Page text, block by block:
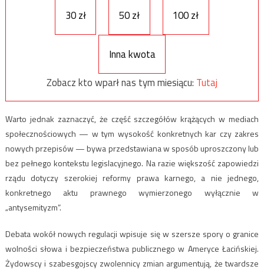
30 zł 50 zł 100 zł
Inna kwota
Zobacz kto wparł nas tym miesiącu: Tutaj
Warto jednak zaznaczyć, że część szczegółów krążących w mediach
społecznościowych — w tym wysokość konkretnych kar czy zakres
nowych przepisów — bywa przedstawiana w sposób uproszczony lub
bez pełnego kontekstu legislacyjnego. Na razie większość zapowiedzi
rządu dotyczy szerokiej reformy prawa karnego, a nie jednego,
konkretnego aktu prawnego wymierzonego wyłącznie w
„antysemityzm”.
Debata wokół nowych regulacji wpisuje się w szersze spory o granice
wolności słowa i bezpieczeństwa publicznego w Ameryce Łacińskiej.
Żydowscy i szabesgojscy zwolennicy zmian argumentują, że twardsze